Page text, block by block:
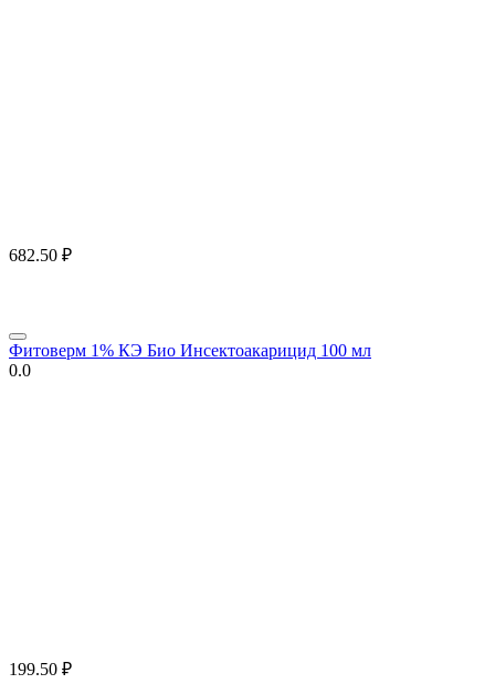
682.50 ₽
Фитоверм 1% КЭ Био Инсектоакарицид 100 мл
0.0
199.50 ₽